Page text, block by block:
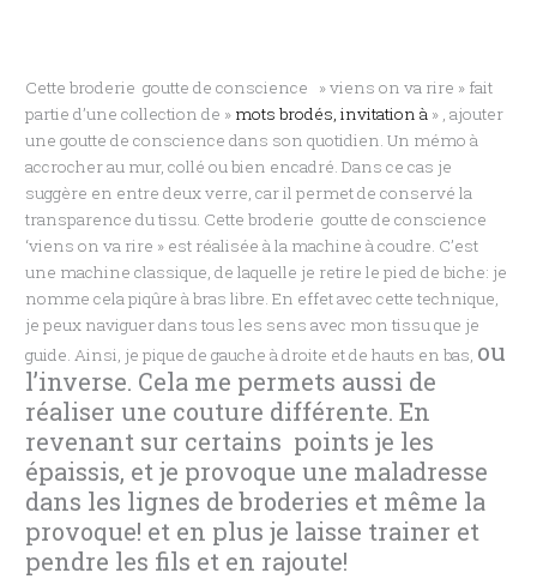
Cette broderie goutte de conscience » viens on va rire » fait
partie d’une collection de » mots brodés, invitation à » , ajouter
une goutte de conscience dans son quotidien. Un mémo à
accrocher au mur, collé ou bien encadré. Dans ce cas je
suggère en entre deux verre, car il permet de conservé la
transparence du tissu. Cette broderie goutte de conscience
‘viens on va rire » est réalisée à la machine à coudre. C’est
une machine classique, de laquelle je retire le pied de biche: je
nomme cela piqûre à bras libre. En effet avec cette technique,
je peux naviguer dans tous les sens avec mon tissu que je
guide. Ainsi, je pique de gauche à droite et de hauts en bas, ou
l’inverse. Cela me permets aussi de
réaliser une couture différente. En
revenant sur certains points je les
épaissis, et je provoque une maladresse
dans les lignes de broderies et même la
provoque! et en plus je laisse trainer et
pendre les fils et en rajoute!